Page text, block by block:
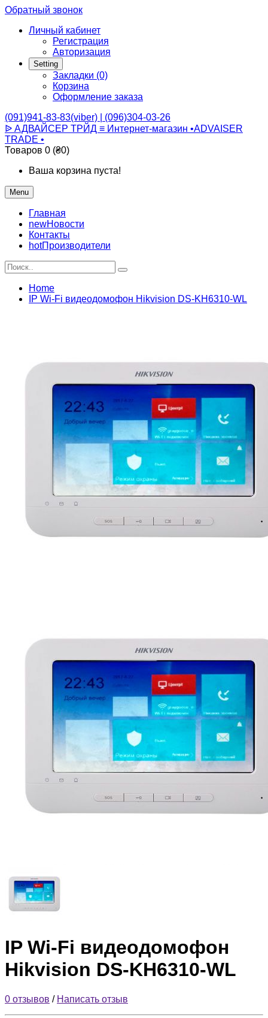
Обратный звонок
Личный кабинет
Регистрация
Авторизация
Setting
Закладки (0)
Корзина
Оформление заказа
(091)941-83-83(viber) | (096)304-03-26
ᐉ АДВАЙСЕР ТРЙД ≡ Интернет-магазин •ADVAISER
TRADE •
Товаров 0 (₴0)
Ваша корзина пуста!
Menu
Главная
newНовости
Контакты
hotПроизводители
Home
IP Wi-Fi видеодомофон Hikvision DS-KH6310-WL
IP Wi-Fi видеодомофон
Hikvision DS-KH6310-WL
0 отзывов / Написать отзыв